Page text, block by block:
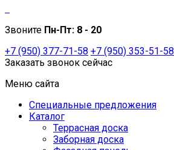
Звоните Пн-Пт: 8 - 20
+7 (950) 377-71-58 +7 (950) 353-51-58
Заказать звонок сейчас
Меню сайта
Специальные предложения
Каталог
Террасная доска
Заборная доска